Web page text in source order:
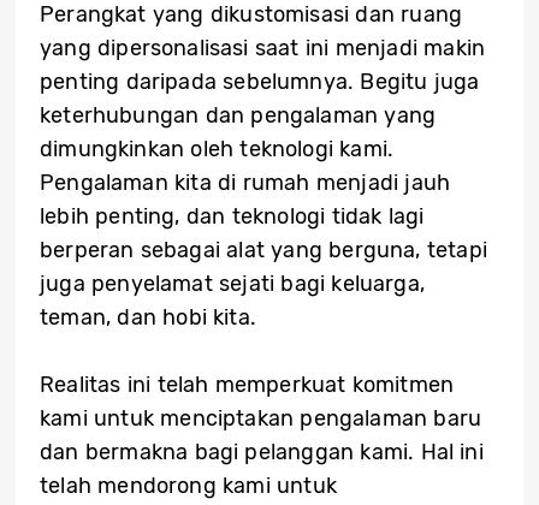
Perangkat yang dikustomisasi dan ruang
yang dipersonalisasi saat ini menjadi makin
penting daripada sebelumnya. Begitu juga
keterhubungan dan pengalaman yang
dimungkinkan oleh teknologi kami.
Pengalaman kita di rumah menjadi jauh
lebih penting, dan teknologi tidak lagi
berperan sebagai alat yang berguna, tetapi
juga penyelamat sejati bagi keluarga,
teman, dan hobi kita.
Realitas ini telah memperkuat komitmen
kami untuk menciptakan pengalaman baru
dan bermakna bagi pelanggan kami. Hal ini
telah mendorong kami untuk